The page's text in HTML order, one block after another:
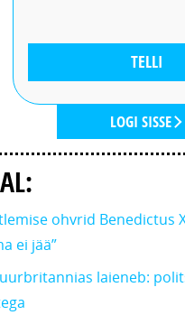
TELLI
LOGI SISSE
ohvrid Benedictus
ei jää”
laieneb: